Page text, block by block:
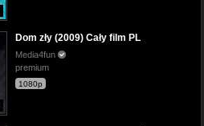
Dom zły (2009) Cały film PL
Media4fun
premium
1080p